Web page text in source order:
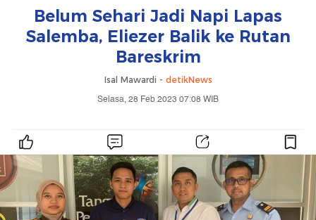
Belum Sehari Jadi Napi Lapas
Salemba, Eliezer Balik ke Rutan
Bareskrim
Isal Mawardi - detikNews
Selasa, 28 Feb 2023 07:08 WIB